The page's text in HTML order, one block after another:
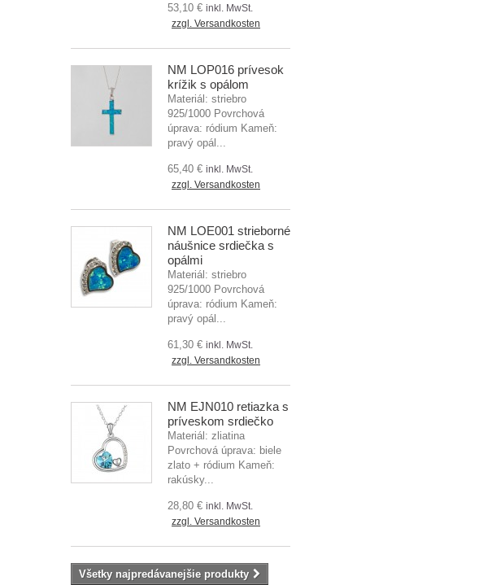
53,10 € inkl. MwSt.
zzgl. Versandkosten
NM LOP016 prívesok
krížik s opálom
Materiál: striebro
925/1000 Povrchová
úprava: ródium Kameň:
pravý opál...
65,40 € inkl. MwSt.
zzgl. Versandkosten
NM LOE001 strieborné
náušnice srdiečka s
opálmi
Materiál: striebro
925/1000 Povrchová
úprava: ródium Kameň:
pravý opál...
61,30 € inkl. MwSt.
zzgl. Versandkosten
NM EJN010 retiazka s
príveskom srdiečko
Materiál: zliatina
Povrchová úprava: biele
zlato + ródium Kameň:
rakúsky...
28,80 € inkl. MwSt.
zzgl. Versandkosten
Všetky najpredávanejšie produkty